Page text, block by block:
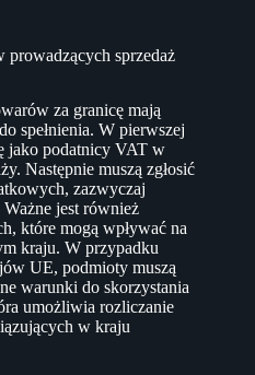
sprzedaż
za granicę mają
spełnienia. W pierwszej
jako podatnicy VAT w
Następnie muszą zgłosić
zazwyczaj
jest również
które mogą wpływać na
kraju. W przypadku
UE, podmioty muszą
warunki do skorzystania
umożliwia rozliczanie
w kraju